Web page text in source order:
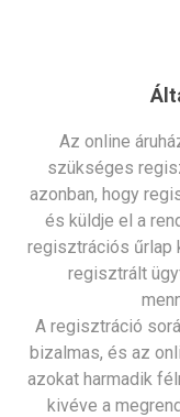
Az online
szükséges
azonban, hogy
és küldje el a
regisztrációs űrlap
regisztrált
A regisztráció
bizalmas, és az
azokat harmadik
kivéve a